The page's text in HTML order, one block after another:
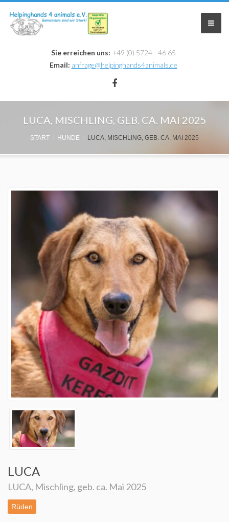
Sie erreichen uns: +49 (0) 5724 - 46 65
Email: anfrage@helpinghands4animals.de
Zuhause Gesucht
Aktionen
Spendenaufruf
FAQs zur Vermittlung
Happy End 2019
Happy End 2020
Happy End 2021
Happy End 2022
Happy End 2023
Happy End 2024 / 2025
Happy End Ungarn – 2018
Happy End Ungarn ab 2019
LUCA, MISCHLING, GEB. CA. MAI 2025
START HUNDE LUCA, MISCHLING, GEB. CA. MAI 2025
LUCA
LUCA, Mischling, geb. ca. Mai 2025
Rüden